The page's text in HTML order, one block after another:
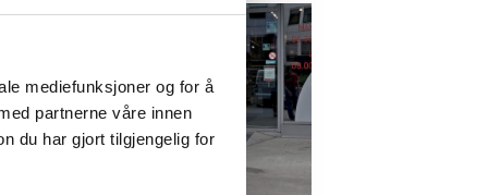
mediefunksjoner og for å
partnerne våre innen
du har gjort tilgjengelig for